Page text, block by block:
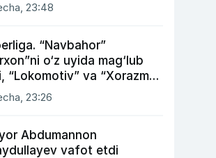
23:48
“Navbahor”
o‘z uyida mag‘lub
“Lokomotiv” va “Xorazm”
g‘alaba qozondi
23:26
Abdu­mannon
vafot etdi